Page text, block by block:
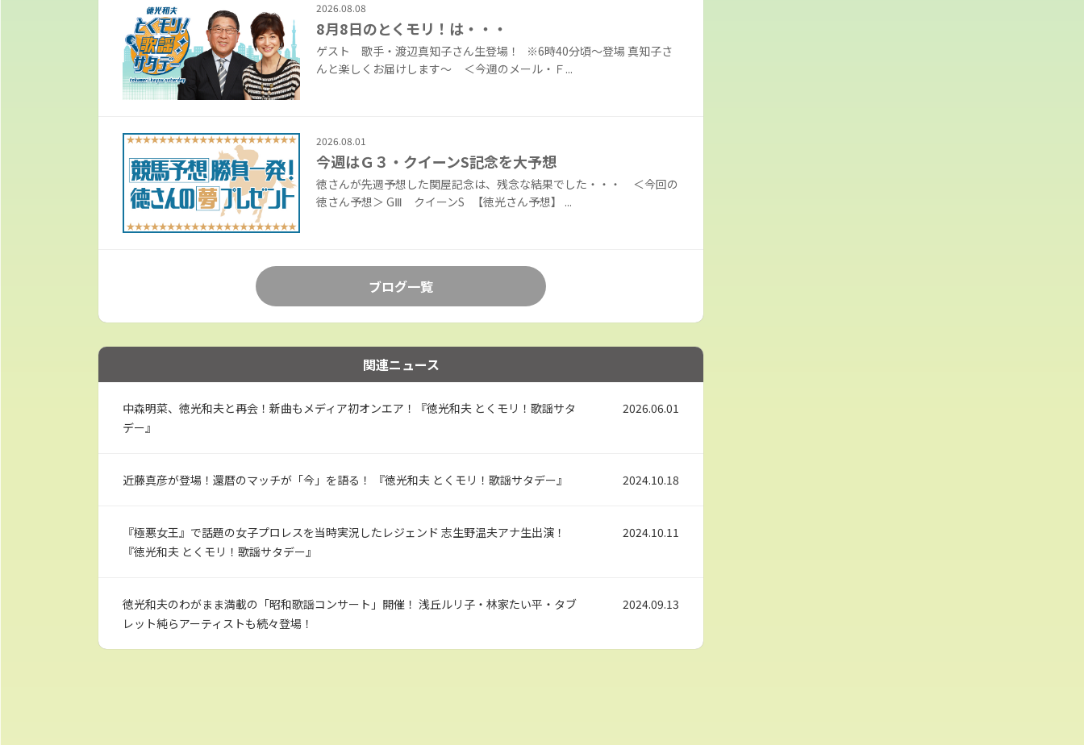
2026.08.08
8月8日のとくモリ！は・・・
ゲスト 歌手・渡辺真知子さん生登場！ ※6時40分頃～登場 真知子さ
んと楽しくお届けします～ ＜今週のメール・Ｆ...
2026.08.01
今週はＧ３・クイーンS記念を大予想
徳さんが先週予想した関屋記念は、残念な結果でした・・・ ＜今回の
徳さん予想＞ GⅢ クイーンS 【徳光さん予想】 ...
ブログ一覧
関連ニュース
中森明菜、徳光和夫と再会！新曲もメディア初オンエア！『徳光和夫 とくモリ！歌謡サタ
デー』
2026.06.01
近藤真彦が登場！還暦のマッチが「今」を語る！ 『徳光和夫 とくモリ！歌謡サタデー』 2024.10.18
『極悪女王』で話題の女子プロレスを当時実況したレジェンド 志生野温夫アナ生出演！
『徳光和夫 とくモリ！歌謡サタデー』
2024.10.11
徳光和夫のわがまま満載の「昭和歌謡コンサート」開催！ 浅丘ルリ子・林家たい平・タブ
レット純らアーティストも続々登場！
2024.09.13